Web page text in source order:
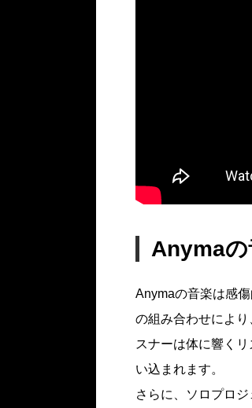
Anyma
Anymaの音楽は感
の組み合わせによ
スナーは体に響く
い込まれます。
さらに、ソロプロ